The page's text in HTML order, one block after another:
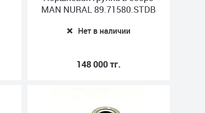
MAN NURAL 89.71580.STDB
Нет в наличии
148 000 тг.